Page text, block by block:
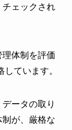
ェックされ
体制を評価
ています。
ータの取り
が、厳格な